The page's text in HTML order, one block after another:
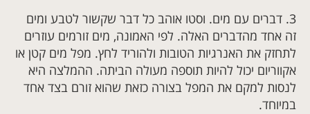
3. דברים עם מים. וסטו אוהב כל דבר שקשור לטבע ומים
זה אחד מהדברים האלה. לפי האמונה, מים זורמים עוזרים
לתחזק את האנרגיות הטובות ולהוריד לחץ. מפל מים קטן או
אקווריום יכול להיות תוספה מעולה הביתה. ההמלצה היא
לנסות למקם את המפל בצורה כזאת שהוא זורם בצד אחד
במיוחד.